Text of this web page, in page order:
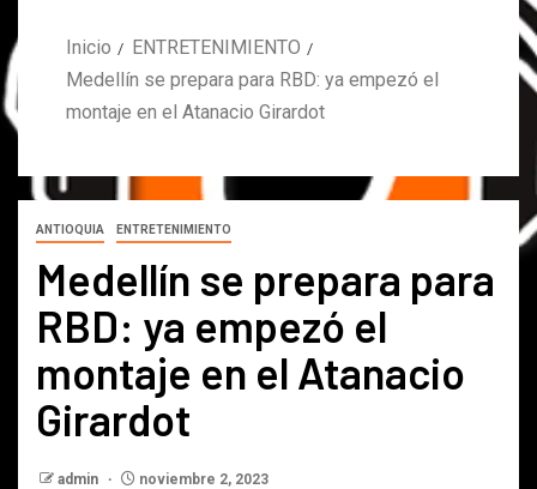
Inicio
ENTRETENIMIENTO
Medellín se prepara para RBD: ya empezó el
montaje en el Atanacio Girardot
ANTIOQUIA ENTRETENIMIENTO
Medellín se prepara para
RBD: ya empezó el
montaje en el Atanacio
Girardot
admin noviembre 2, 2023